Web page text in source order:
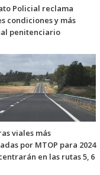
Policial reclama
condiciones y más
penitenciario
viales más
por MTOP para 2024
en las rutas 5, 6